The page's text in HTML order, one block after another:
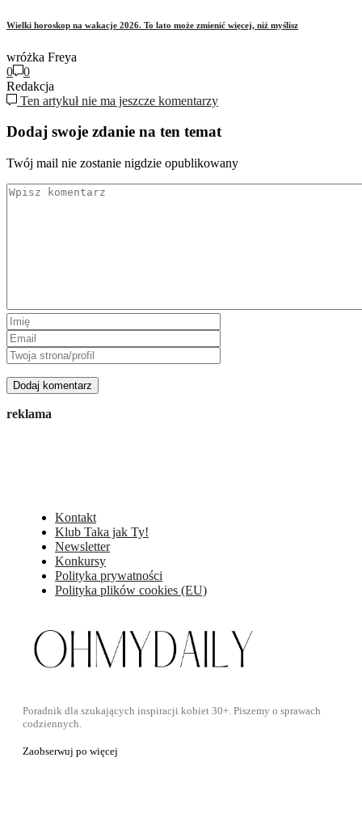
Wielki horoskop na wakacje 2026. To lato może zmienić więcej, niż myślisz
wróżka Freya
0
0
Redakcja
Ten artykuł nie ma jeszcze komentarzy
Dodaj swoje zdanie na ten temat
Twój mail nie zostanie nigdzie opublikowany
reklama
Kontakt
Klub Taka jak Ty!
Newsletter
Konkursy
Polityka prywatności
Polityka plików cookies (EU)
Poradnik dla szukających inspiracji kobiet 30+. Piszemy o sprawach
codziennych.
Zaobserwuj po więcej